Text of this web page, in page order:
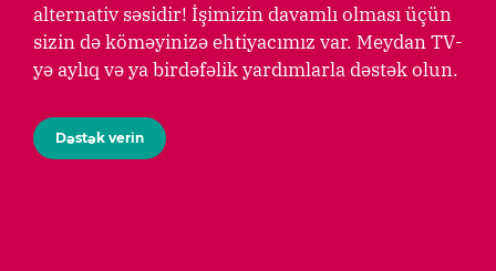
alternativ səsidir! İşimizin davamlı olması üçün
sizin də köməyinizə ehtiyacımız var. Meydan TV-
yə aylıq və ya birdəfəlik yardımlarla dəstək olun.
Dəstək verin